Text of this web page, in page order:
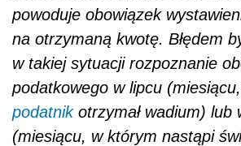
powoduje obowiązek
na otrzymaną kwotę. Błędem
w takiej sytuacji rozpoznanie
podatkowego w lipcu
podatnikotrzymał wadium) lub
(miesiącu, w którym nastąpi